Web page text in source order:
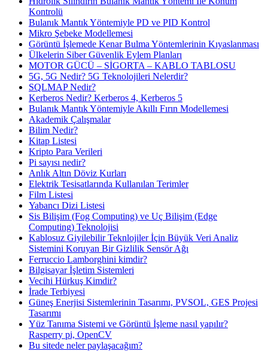
Kontrolü
Bulanık Mantık Yöntemiyle PD ve PID Kontrol
Mikro Şebeke Modellemesi
Görüntü İşlemede Kenar Bulma Yöntemlerinin Kıyaslanması
Ülkelerin Siber Güvenlik Eylem Planları
MOTOR GÜCÜ – SİGORTA – KABLO TABLOSU
5G, 5G Nedir? 5G Teknolojileri Nelerdir?
SQLMAP Nedir?
Kerberos Nedir? Kerberos 4, Kerberos 5
Bulanık Mantık Yöntemiyle Akıllı Fırın Modellemesi
Akademik Çalışmalar
Bilim Nedir?
Kitap Listesi
Kripto Para Verileri
Pi sayısı nedir?
Anlık Altın Döviz Kurları
Elektrik Tesisatlarında Kullanılan Terimler
Film Listesi
Yabancı Dizi Listesi
Sis Bilişim (Fog Computing) ve Uç Bilişim (Edge
Computing) Teknolojisi
Kablosuz Giyilebilir Teknlojiler İçin Büyük Veri Analiz
Sistemini Koruyan Bir Gizlilik Sensör Ağı
Ferruccio Lamborghini kimdir?
Bilgisayar İşletim Sistemleri
Vecihi Hürkuş Kimdir?
İrade Terbiyesi
Güneş Enerjisi Sistemlerinin Tasarımı, PVSOL, GES Projesi
Tasarımı
Yüz Tanıma Sistemi ve Görüntü İşleme nasıl yapılır?
Rasperry pi, OpenCV
Bu sitede neler paylaşacağım?